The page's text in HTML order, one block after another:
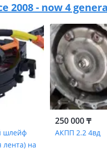
2008 - now 4
шлейф
лента) на
250 000 ₸
АКПП 2.2 4вд